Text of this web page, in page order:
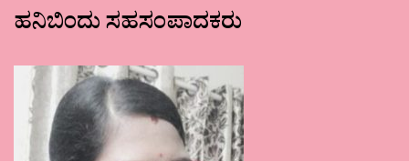
ಹನಿಬಿಂದು ಸಹಸಂಪಾದಕರು